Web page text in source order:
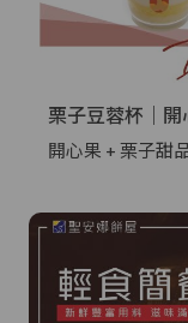
栗子豆蓉杯｜開
開心果 + 栗子甜